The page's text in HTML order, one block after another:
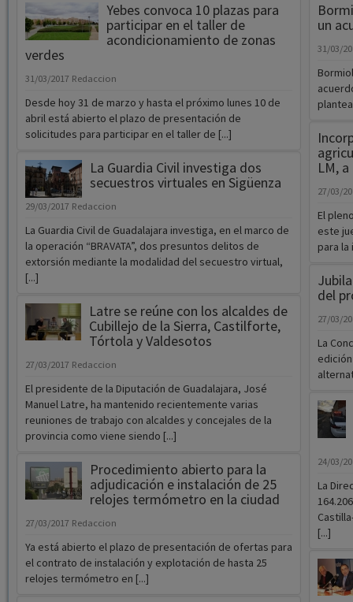
Yebes convoca 10 plazas para
participar en el taller de
acondicionamiento de zonas
verdes
31/03/2017 Redaccion
Desde hoy 31 de marzo y hasta el próximo lunes 10 de
abril está abierto el plazo de presentación de
solicitudes para participar en el taller de [...]
La Guardia Civil investiga dos
secuestros virtuales en Sigüenza
29/03/2017 Redaccion
La Guardia Civil de Guadalajara investiga, en el marco de
la operación “BRAVATA”, dos presuntos delitos de
extorsión mediante la modalidad del secuestro virtual,
[...]
Latre se reúne con los alcaldes de
Cubillejo de la Sierra, Castilforte,
Tórtola y Valdesotos
27/03/2017 Redaccion
El presidente de la Diputación de Guadalajara, José
Manuel Latre, ha mantenido recientemente varias
reuniones de trabajo con alcaldes y concejales de la
provincia como viene siendo [...]
Procedimiento abierto para la
adjudicación e instalación de 25
relojes termómetro en la ciudad
27/03/2017 Redaccion
Ya está abierto el plazo de presentación de ofertas para
el contrato de instalación y explotación de hasta 25
relojes termómetro en [...]
un
31/03/
LM,
27/03/
El
este
para
del
27/03/
La
24/03/
La
[...]